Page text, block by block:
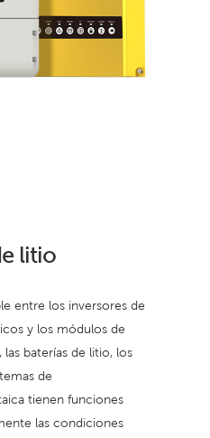
litio
entre los inversores de
y los módulos de
las baterías de litio, los
de
tienen funciones
las condiciones